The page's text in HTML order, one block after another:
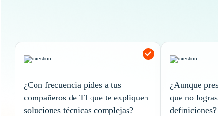
¿Con frecuencia pides a tus
compañeros de TI que te expliquen
soluciones técnicas complejas?
¿Aunque
que no
definiciones?